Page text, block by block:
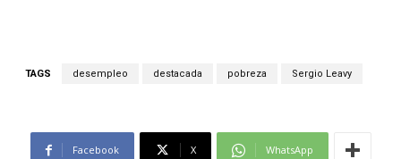
TAGS desempleo destacada pobreza Sergio Leavy
Facebook X WhatsApp